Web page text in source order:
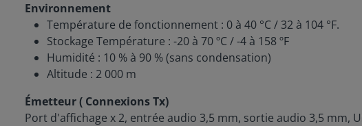
Environnement
Température de fonctionnement : 0 à 40 °C / 32 à 104 °F.
Stockage Température : -20 à 70 ºC / -4 à 158 ºF
Humidité : 10 % à 90 % (sans condensation)
Altitude : 2 000 m
Émetteur ( Connexions Tx)
Port d'affichage x 2, entrée audio 3,5 mm, sortie audio 3,5 mm,